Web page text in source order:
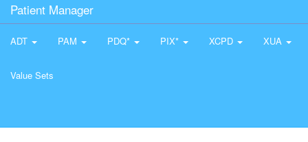
Patient Manager
ADT PAM PDQ* PIX* XCPD XUA
Value Sets